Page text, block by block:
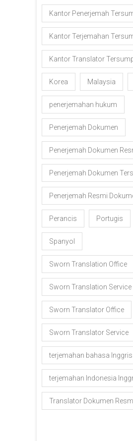
Kantor Penerjemah
Kantor Terjemahan
Kantor Translator
Korea Malaysia
penerjemahan hukum
Penerjemah Dokumen
Penerjemah Dokumen
Penerjemah Dokumen
Penerjemah Resmi
Perancis Portugis
Spanyol
Sworn Translation Office
Sworn Translation Service
Sworn Translator Office
Sworn Translator Service
terjemahan bahasa Inggris
terjemahan Indonesia
Translator Dokumen